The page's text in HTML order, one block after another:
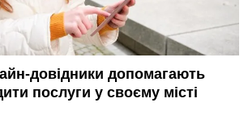
довідники допомагають
послуги у своєму місті